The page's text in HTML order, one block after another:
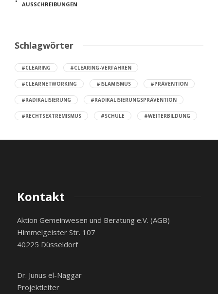
AUSSCHREIBUNGEN
Schlagwörter
#CLEARING #CLEARING-VERFAHREN
#CLEARNETWORKING #ISLAMISMUS #PRÄVENTION
#RADIKALISIERUNG #RADIKALISIERUNGSPRÄVENTION
#RECHTSEXTREMISMUS #SCHULE #WEITERBILDUNG
Kontakt
Aktion Gemeinwesen und Beratung e.V. (AGB)
Himmelgeister Str. 107
40225 Düsseldorf
Dr. Junus el-Naggar
Projektleiter